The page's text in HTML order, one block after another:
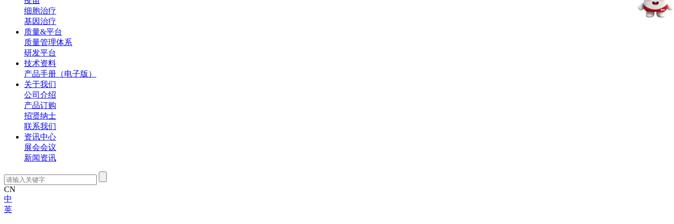
细胞治疗
基因治疗
质量&平台
质量管理体系
研发平台
技术资料
产品手册（电子版）
关于我们
公司介绍
产品订购
招贤纳士
联系我们
资讯中心
展会会议
新闻资讯
CN
中
英